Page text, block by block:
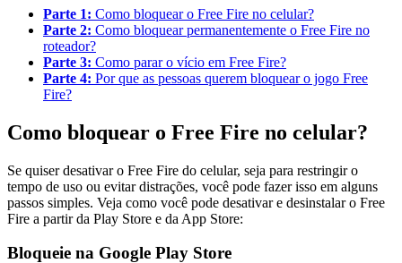
Parte 1: Como bloquear o Free Fire no celular?
Parte 2: Como bloquear permanentemente o Free Fire no
roteador?
Parte 3: Como parar o vício em Free Fire?
Parte 4: Por que as pessoas querem bloquear o jogo Free
Fire?
Como bloquear o Free Fire no celular?
Se quiser desativar o Free Fire do celular, seja para restringir o
tempo de uso ou evitar distrações, você pode fazer isso em alguns
passos simples. Veja como você pode desativar e desinstalar o Free
Fire a partir da Play Store e da App Store:
Bloqueie na Google Play Store